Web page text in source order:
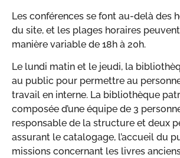
Les conférences se font au-delà des
du site, et les plages horaires peuvent
manière variable de 18h à 20h.
Le lundi matin et le jeudi, la
au public pour permettre au
travail en interne. La bibliothèque
composée d’une équipe de 3
responsable de la structure et deux
assurant le catalogage, l’accueil du
missions concernant les livres